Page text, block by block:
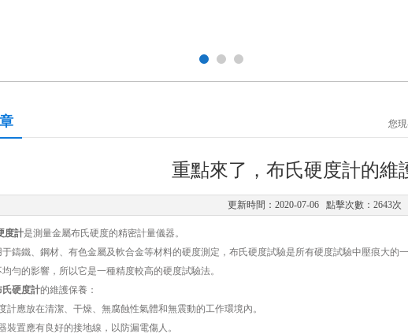
您現
重點來了，布氏硬度計的維
更新時間：2020-07-06 點擊次數：2643次
度計是測量金屬布氏硬度的精密計量儀器。
鐵、鋼材、有色金屬及軟合金等材料的硬度測定，布氏硬度試驗是所有硬度試驗中壓痕大的
勻的影響，所以它是一種精度較高的硬度試驗法。
氏硬度計的維護保養：
應放在清潔、干燥、無腐蝕性氣體和無震動的工作環境內。
置應有良好的接地線，以防漏電傷人。